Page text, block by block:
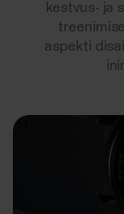
kestvus- ja
aspekti